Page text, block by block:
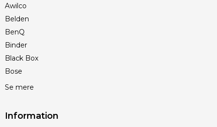
Awilco
Belden
BenQ
Binder
Black Box
Bose
Se mere
Information